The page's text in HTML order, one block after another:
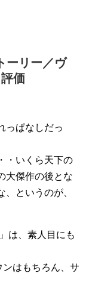
ーリー／ヴ
価
っぱなしだっ
・いくら天下の
大傑作の後とな
というのが、
は、素人目にも
はもちろん、サ